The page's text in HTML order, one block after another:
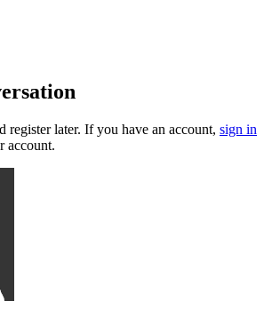
register later. If you have an account, sign in
account.